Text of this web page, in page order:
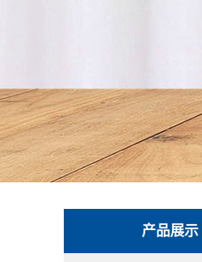
产品展示